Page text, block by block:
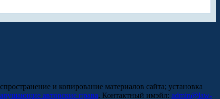
и копирование материалов сайта; установка
авторские права. Контактный имэйл: admin@law-